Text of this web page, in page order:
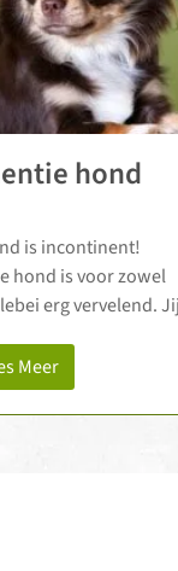
hond
is incontinent!
hond is voor zowel
erg vervelend. Jij
…
Meer